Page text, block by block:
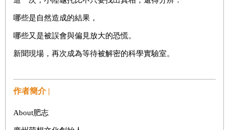
哪些是自然造成的結果，
哪些又是被誤會與偏見放大的恐慌。
新聞現場，再次成為等待被解密的科學實驗室。
作者簡介 |
About肥志